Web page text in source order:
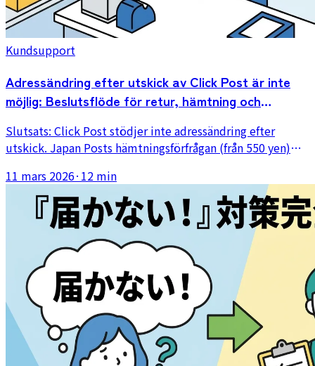
Kundsupport
Adressändring efter utskick av Click Post är inte
möjlig: Beslutsflöde för retur, hämtning och
Slutsats: Click Post stödjer inte adressändring efter
utskick. Japan Posts hämtningsförfrågan (från 550 yen)
skicka om som gäller. Guiden täcker vidarebefordran via
flyttanmälan, kundmeddelandemallar och förebyggande
arbetsflöden.
11 mars 2026· 12 min